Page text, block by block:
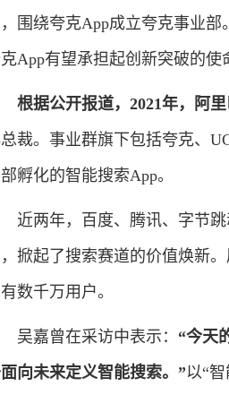
围绕夸克App成立夸克事业部
App有望承担起创新突破的使
根据公开报道，2021年，阿
裁。事业群旗下包括夸克、
孵化的智能搜索App。
两年，百度、腾讯、字节跳
，掀起了搜索赛道的价值焕新
数千万用户。
嘉曾在采访中表示： “今天
向未来定义智能搜索。”以“